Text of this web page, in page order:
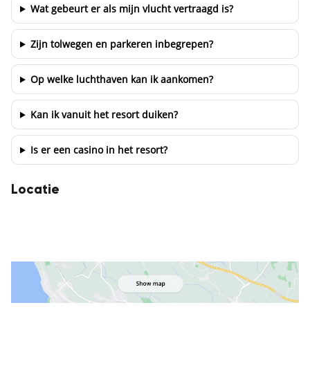
Wat gebeurt er als mijn vlucht vertraagd is?
Zijn tolwegen en parkeren inbegrepen?
Op welke luchthaven kan ik aankomen?
Kan ik vanuit het resort duiken?
Is er een casino in het resort?
Locatie